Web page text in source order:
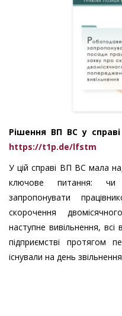
Рішення ВП ВС у
https://t1p.de/lfstm
У цій справі ВП ВС мала
ключове питання: чи
запропонувати
скорочення
наступне вивільнення, всі
підприємстві протягом
існували на день